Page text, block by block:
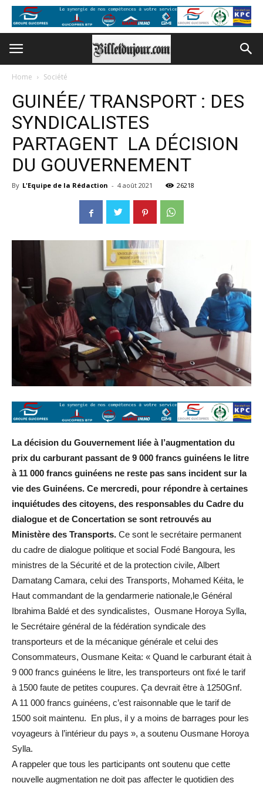
Home Société
GUINÉE/ TRANSPORT : DES
SYNDICALISTES
PARTAGENT LA DÉCISION
DU GOUVERNEMENT
By L'Equipe de la Rédaction - 4 août 2021 26218
La décision du Gouvernement liée à l’augmentation du
prix du carburant passant de 9 000 francs guinéens le litre
à 11 000 francs guinéens ne reste pas sans incident sur la
vie des Guinéens. Ce mercredi, pour répondre à certaines
inquiétudes des citoyens, des responsables du Cadre du
dialogue et de Concertation se sont retrouvés au
Ministère des Transports. Ce sont le secrétaire permanent
du cadre de dialogue politique et social Fodé Bangoura, les
ministres de la Sécurité et de la protection civile, Albert
Damatang Camara, celui des Transports, Mohamed Kéita, le
Haut commandant de la gendarmerie nationale,le Général
Ibrahima Baldé et des syndicalistes, Ousmane Horoya Sylla,
le Secrétaire général de la fédération syndicale des
transporteurs et de la mécanique générale et celui des
Consommateurs, Ousmane Keita: « Quand le carburant était à
9 000 francs guinéens le litre, les transporteurs ont fixé le tarif
à 1500 faute de petites coupures. Ça devrait être à 1250Gnf.
A 11 000 francs guinéens, c’est raisonnable que le tarif de
1500 soit maintenu. En plus, il y a moins de barrages pour les
voyageurs à l’intérieur du pays », a soutenu Ousmane Horoya
Sylla.
A rappeler que tous les participants ont soutenu que cette
nouvelle augmentation ne doit pas affecter le quotidien des